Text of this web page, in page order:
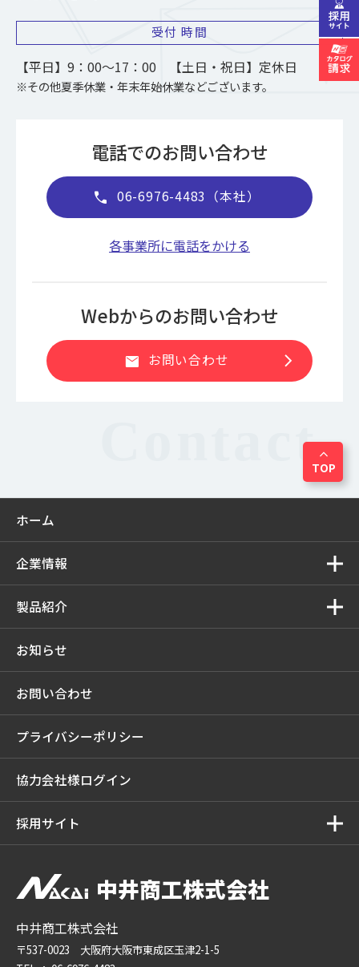
受付 時間
【平日】9：00～17：00 【土日・祝日】定休日
※その他夏季休業・年末年始休業などございます。
電話でのお問い合わせ
call 06-6976-4483（本社）
各事業所に電話をかける
Webからのお問い合わせ
mail お問い合わせ chevron_right
expand_less
TOP
中井商工株式会社
中井商工株式会社
〒537-0023 大阪府大阪市東成区玉津2-1-5
ホーム
企業情報
製品紹介
お知らせ
お問い合わせ
プライバシーポリシー
協力会社様ログイン
採用サイト